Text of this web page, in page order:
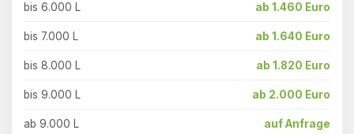
bis 6.000 L ab 1.460 Euro
bis 7.000 L ab 1.640 Euro
bis 8.000 L ab 1.820 Euro
bis 9.000 L ab 2.000 Euro
ab 9.000 L auf Anfrage